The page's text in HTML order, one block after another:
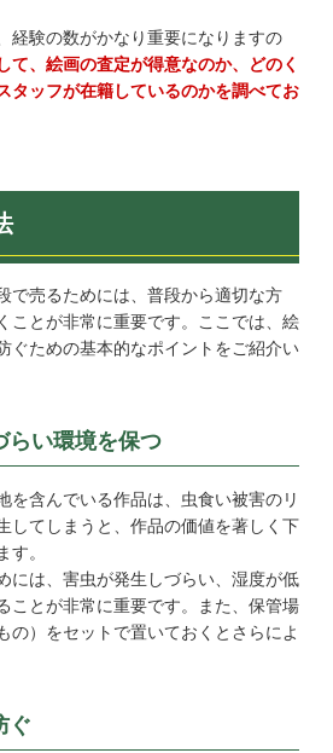
経験の数がかなり重要になりますの
て、絵画の査定が得意なのか、どのく
タッフが在籍しているのかを調べてお
で売るためには、普段から適切な方
ことが非常に重要です。ここでは、絵
ぐための基本的なポイントをご紹介い
らい環境を保つ
を含んでいる作品は、虫食い被害のリ
してしまうと、作品の価値を著しく下
す。
には、害虫が発生しづらい、湿度が低
ことが非常に重要です。また、保管場
の）をセットで置いておくとさらによ
ぐ